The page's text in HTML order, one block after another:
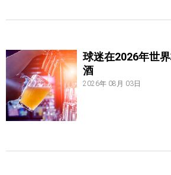
球迷在2026年世
酒
2026年 08月 03日